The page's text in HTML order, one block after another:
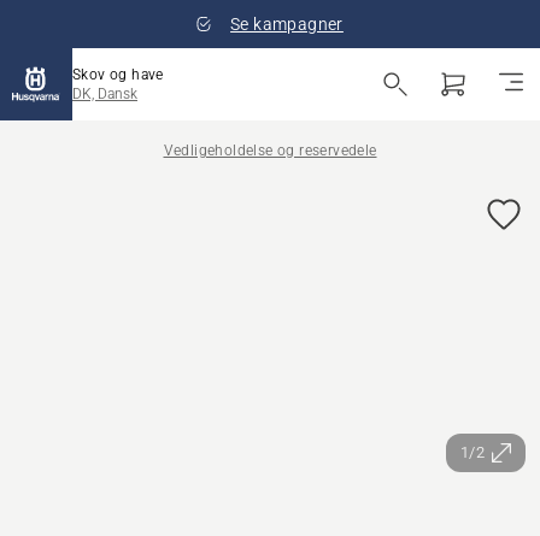
Se kampagner
Skov og have
DK, Dansk
Vedligeholdelse og reservedele
1/2